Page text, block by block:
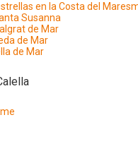
en la Costa del
Susanna
de Mar
de Mar
de Mar